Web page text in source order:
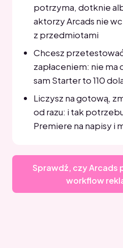
potrzyma, dotknie
aktorzy Arcads nie
z przedmiotami
Chcesz
zapłaceniem: nie ma
sam Starter to 110
Liczysz na gotową,
od razu: i tak
Premiere na napisy i
Sprawdź, czy Arcads
workflow